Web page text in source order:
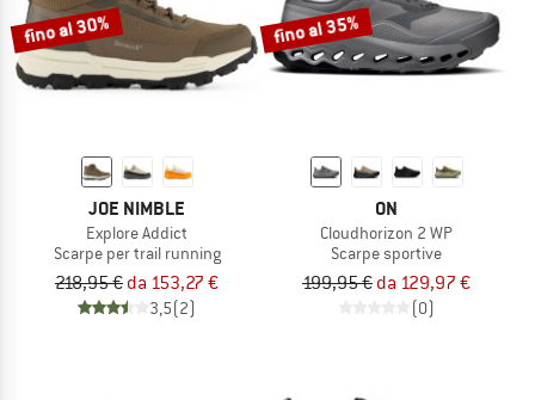
fino al 30%
JOE NIMBLE
Explore Addict
Scarpe per trail running
218,95 € da 153,27 €
3,5(2)
fino al 35%
ON
Cloudhorizon 2 WP
Scarpe sportive
199,95 € da 129,97 €
(0)